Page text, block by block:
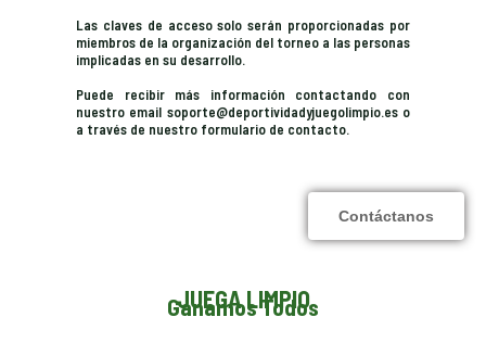
Las claves de acceso solo serán proporcionadas por
miembros de la organización del torneo a las personas
implicadas en su desarrollo. ​
Puede recibir más información contactando con
nuestro email soporte@deportividadyjuegolimpio.es o
a través de nuestro formulario de contacto.
Contáctanos
JUEGA LIMPIO
Ganamos Todos